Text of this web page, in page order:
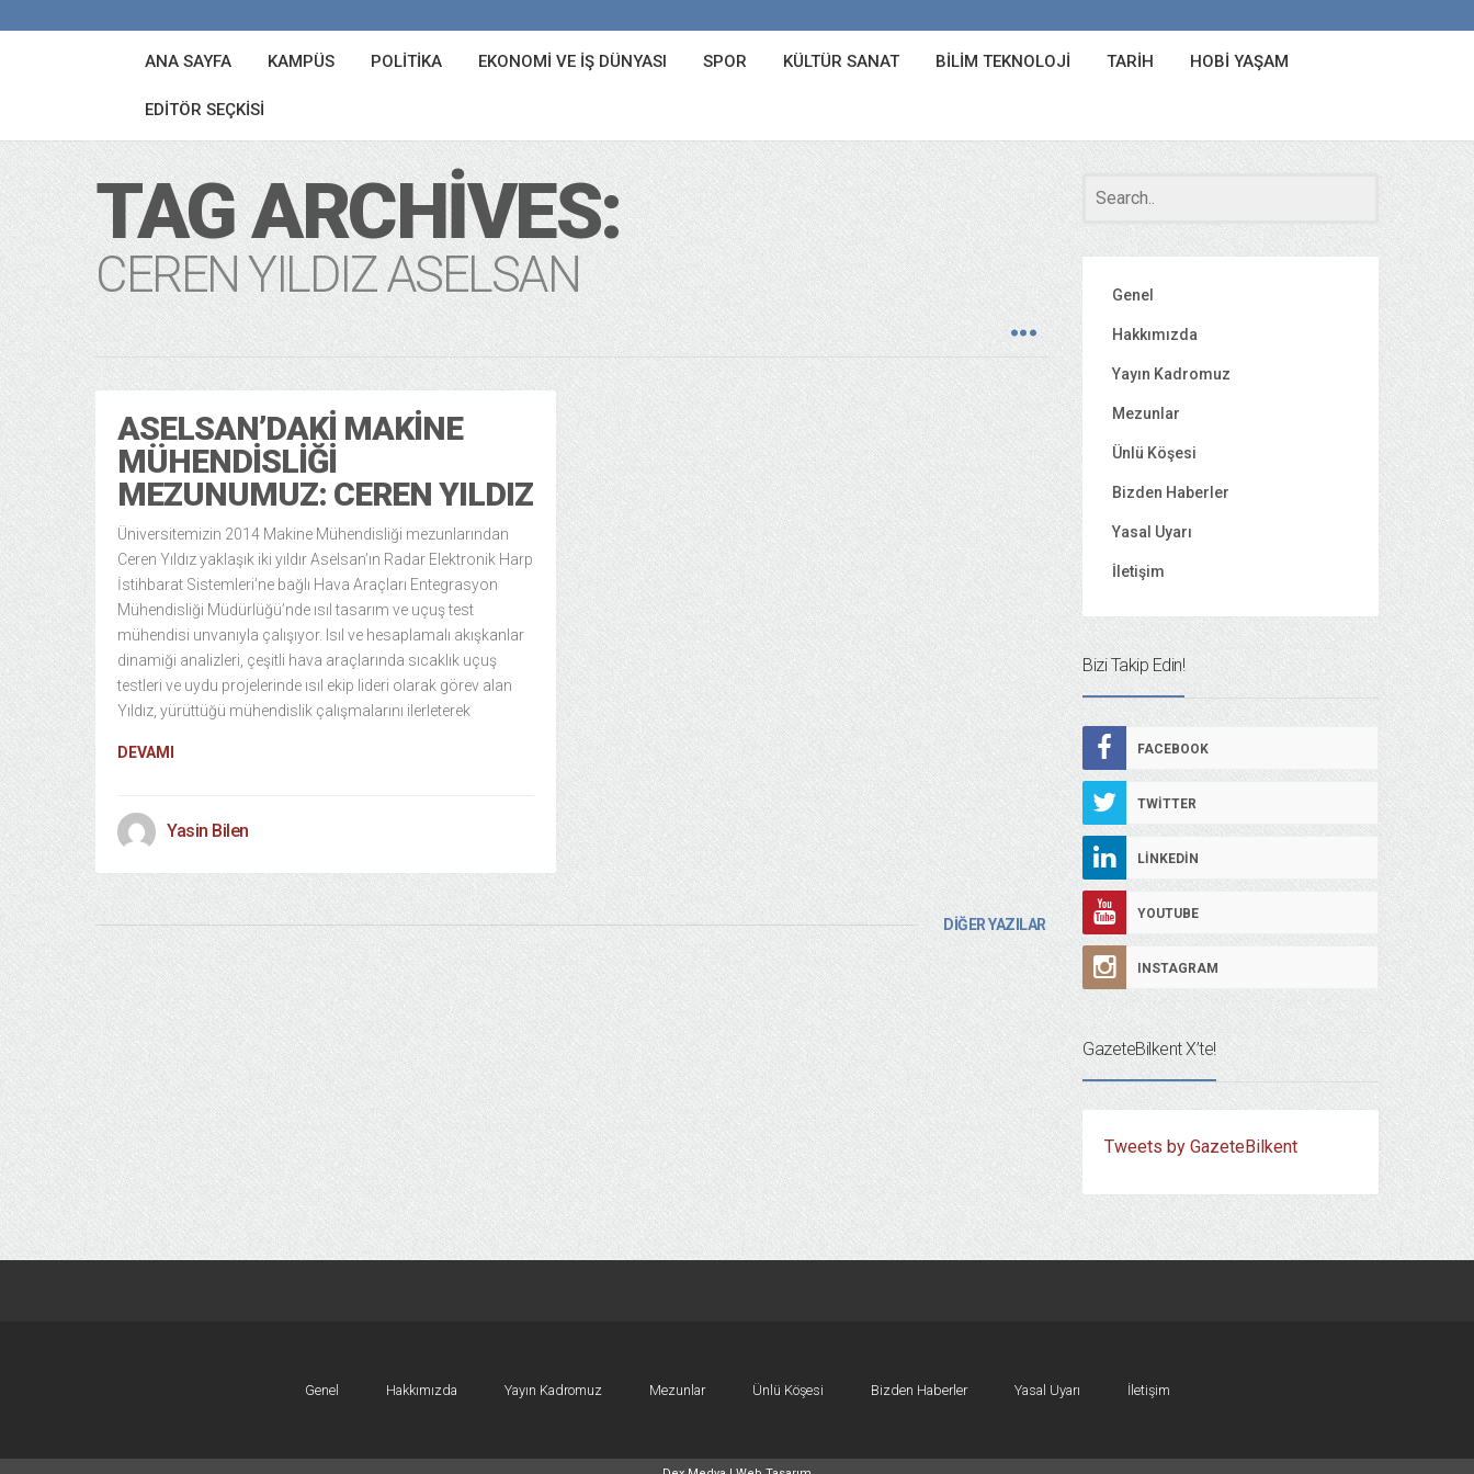
ANA SAYFA KAMPÜS POLITIKA EKONOMI VE İŞ DÜNYASI SPOR KÜLTÜR SANAT BILIM TEKNOLOJI TARIH HOBI YAŞAM
EDITÖR SEÇKISI
TAG ARCHIVES:
CEREN YILDIZ ASELSAN
ASELSAN’DAKI MAKINE
MÜHENDISLIĞI
MEZUNUMUZ: CEREN YILDIZ
Üniversitemizin 2014 Makine Mühendisliği mezunlarından
Ceren Yıldız yaklaşık iki yıldır Aselsan’ın Radar Elektronik Harp
İstihbarat Sistemleri’ne bağlı Hava Araçları Entegrasyon
Mühendisliği Müdürlüğü’nde ısıl tasarım ve uçuş test
mühendisi unvanıyla çalışıyor. Isıl ve hesaplamalı akışkanlar
dinamiği analizleri, çeşitli hava araçlarında sıcaklık uçuş
testleri ve uydu projelerinde ısıl ekip lideri olarak görev alan
Yıldız, yürüttüğü mühendislik çalışmalarını ilerleterek
DEVAMI
Yasin Bilen
DİĞER YAZILAR
Genel
Hakkımızda
Yayın Kadromuz
Mezunlar
Ünlü Köşesi
Bizden Haberler
Yasal Uyarı
İletişim
Bizi Takip Edin!
FACEBOOK
TWITTER
LINKEDIN
YOUTUBE
INSTAGRAM
GazeteBilkent X’te!
Tweets by GazeteBilkent
Genel Hakkımızda Yayın Kadromuz Mezunlar Ünlü Köşesi Bizden Haberler Yasal Uyarı İletişim